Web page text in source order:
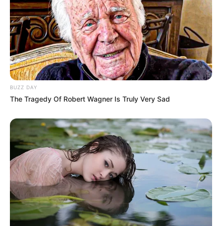
4. Konsumsi probiotik
BUZZ DAY
The Tragedy Of Robert Wagner Is Truly Very Sad